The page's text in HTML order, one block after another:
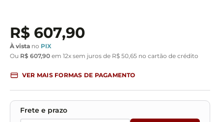
R$ 607,90
À vista no PIX
Ou R$ 607,90 em 12x sem juros de R$ 50 65 no cartão de crédito
VER MAIS FORMAS DE PAGAMENTO